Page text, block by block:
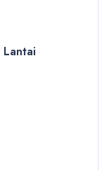
Lantai